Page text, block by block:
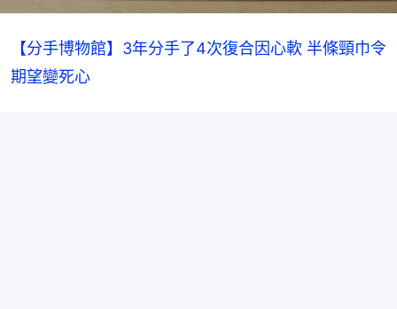
【分手博物館】3年分手了4次復合因心軟 半條頸巾令
期望變死心